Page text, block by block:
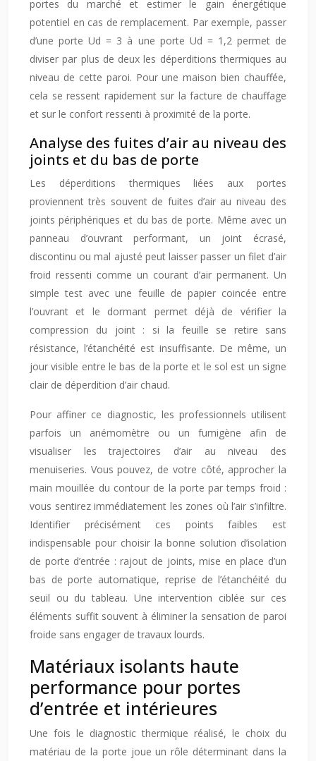
portes du marché et estimer le gain énergétique
potentiel en cas de remplacement. Par exemple, passer
d’une porte Ud = 3 à une porte Ud = 1,2 permet de
diviser par plus de deux les déperditions thermiques au
niveau de cette paroi. Pour une maison bien chauffée,
cela se ressent rapidement sur la facture de chauffage
et sur le confort ressenti à proximité de la porte.
Analyse des fuites d’air au niveau des
joints et du bas de porte
Les déperditions thermiques liées aux portes
proviennent très souvent de fuites d’air au niveau des
joints périphériques et du bas de porte. Même avec un
panneau d’ouvrant performant, un joint écrasé,
discontinu ou mal ajusté peut laisser passer un filet d’air
froid ressenti comme un courant d’air permanent. Un
simple test avec une feuille de papier coincée entre
l’ouvrant et le dormant permet déjà de vérifier la
compression du joint : si la feuille se retire sans
résistance, l’étanchéité est insuffisante. De même, un
jour visible entre le bas de la porte et le sol est un signe
clair de déperdition d’air chaud.
Pour affiner ce diagnostic, les professionnels utilisent
parfois un anémomètre ou un fumigène afin de
visualiser les trajectoires d’air au niveau des
menuiseries. Vous pouvez, de votre côté, approcher la
main mouillée du contour de la porte par temps froid :
vous sentirez immédiatement les zones où l’air s’infiltre.
Identifier précisément ces points faibles est
indispensable pour choisir la bonne solution d’isolation
de porte d’entrée : rajout de joints, mise en place d’un
bas de porte automatique, reprise de l’étanchéité du
seuil ou du tableau. Une intervention ciblée sur ces
éléments suffit souvent à éliminer la sensation de paroi
froide sans engager de travaux lourds.
Matériaux isolants haute
performance pour portes
d’entrée et intérieures
Une fois le diagnostic thermique réalisé, le choix du
matériau de la porte joue un rôle déterminant dans la